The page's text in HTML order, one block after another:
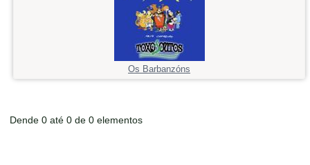
Os Barbanzóns
Dende 0 até 0 de 0 elementos